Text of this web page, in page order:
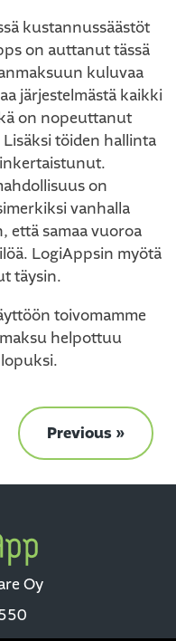
kustannussäästöt
on auttanut tässä
kuluvaa
järjestelmästä kaikki
on nopeuttanut
töiden hallinta
on
vanhalla
että samaa vuoroa
LogiAppsin myötä
täysin.
toivomamme
helpottuu
Previous »
Oy